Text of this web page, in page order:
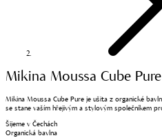
Mikina Moussa Cube Pure
Mikina Moussa Cube Pure je ušita z organické
se stane vaším hřejivým a stylovým společníkem
Šijeme v Čechách
Organická bavlna